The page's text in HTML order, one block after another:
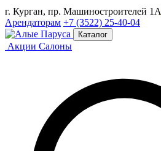
г. Курган, пр. Машиностроителей 1А
Арендаторам +7 (3522) 25-40-04
Каталог
Акции Салоны